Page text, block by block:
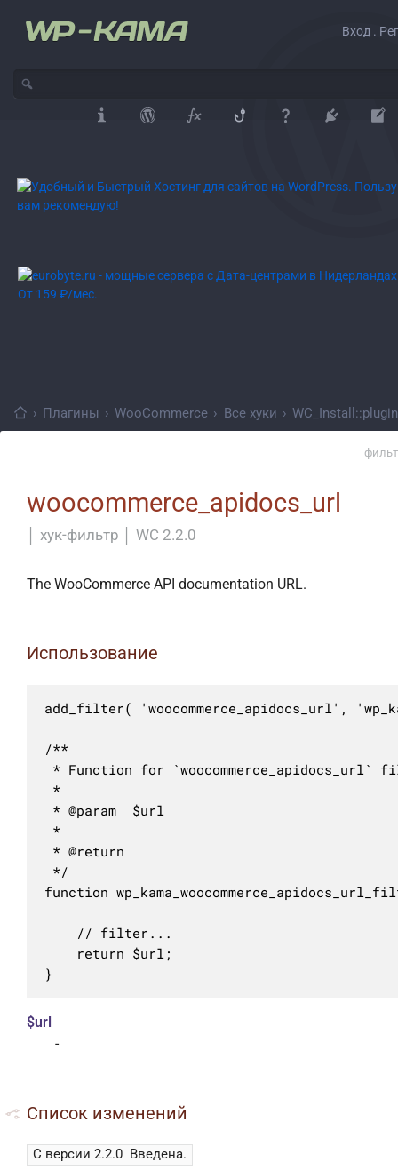
Вход .
› Плагины › WooCommerce › Все хуки ›
woocommerce_apidocs_url
хук-фильтр WC 2.2.0
The WooCommerce API documentation URL.
Использование
add_filter( 'woocommerce_apidocs_url',
/**
* Function for `woocommerce_apidocs_url`
*
* @param  $url
*
* @return
*/
function
}
$url
-
Список изменений
С версии 2.2.0 Введена.